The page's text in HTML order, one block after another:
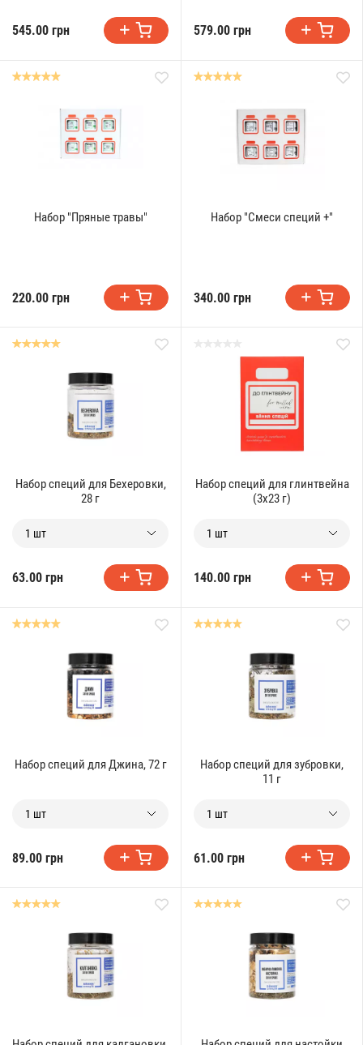
545.00 грн 579.00 грн
Набор "Пряные травы"
220.00 грн
Набор "Смеси специй +"
340.00 грн
Набор специй для Бехеровки,
28 г
1 шт
63.00 грн
Набор специй для глинтвейна
(3х23 г)
1 шт
140.00 грн
Набор специй для Джина, 72 г
1 шт
89.00 грн
Набор специй для зубровки,
11 г
1 шт
61.00 грн